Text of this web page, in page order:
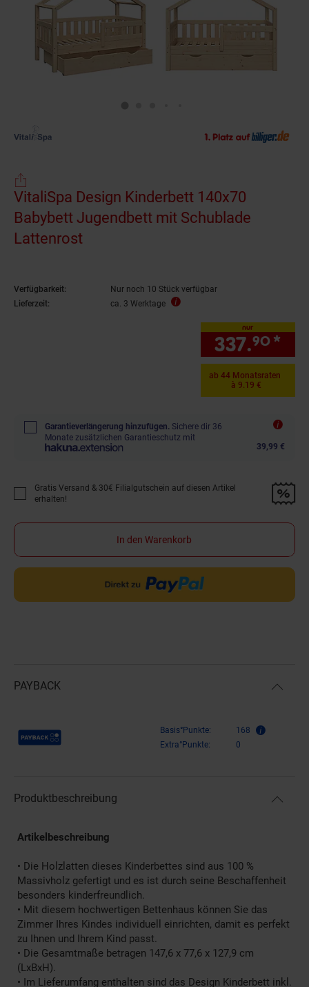
VitaliSpa Design Kinderbett 140x70
Babybett Jugendbett mit Schublade
Lattenrost
Verfügbarkeit:
Nur noch 10 Stück verfügbar
Lieferzeit:
ca. 3 Werktage
nur
337.90 *
ab 44 Monatsraten
à 9.19 €
Garantieverlängerung hinzufügen. Sichere dir 36
Monate zusätzlichen Garantieschutz mit
39,99 €
Promotion "Gratis Versand &amp; 30€ Filialgutschein auf diesen Artikel
Gratis Versand & 30€ Filialgutschein auf diesen Artikel
erhalten!
In den Warenkorb
PAYBACK
Payback Punkte Basis°Punkte:
168
Extra°Punkte:
0
Produktbeschreibung
Artikelbeschreibung
• Die Holzlatten dieses Kinderbettes sind aus 100 %
Massivholz gefertigt und es ist durch seine Beschaffenheit
besonders kinderfreundlich.
• Mit diesem hochwertigen Bettenhaus können Sie das
Zimmer Ihres Kindes individuell einrichten, damit es perfekt
zu Ihnen und Ihrem Kind passt.
• Die Gesamtmaße betragen 147,6 x 77,6 x 127,9 cm
(LxBxH).
• Im Lieferumfang enthalten sind das Design Kinderbett inkl.